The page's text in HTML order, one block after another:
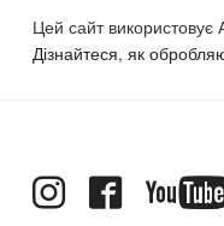
Цей сайт
Дізнайтеся, як